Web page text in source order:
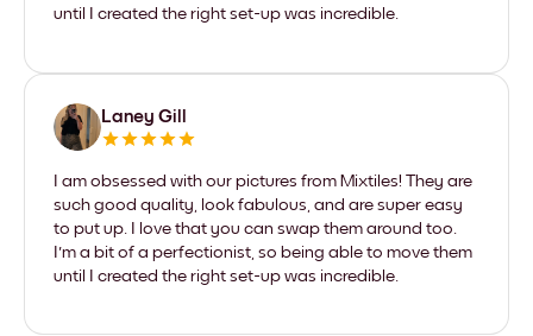
until I created the right set-up was incredible.
Laney Gill
I am obsessed with our pictures from Mixtiles! They are
such good quality, look fabulous, and are super easy
to put up. I love that you can swap them around too.
I'm a bit of a perfectionist, so being able to move them
until I created the right set-up was incredible.